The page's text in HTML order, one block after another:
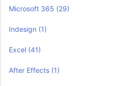
Microsoft 365 (29)
Indesign (1)
Excel (41)
After Effects (1)